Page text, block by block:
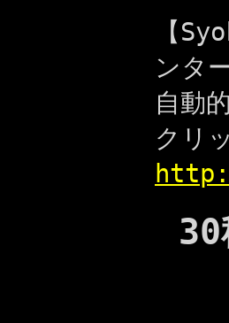
【
ンタ
自動
クリ
30